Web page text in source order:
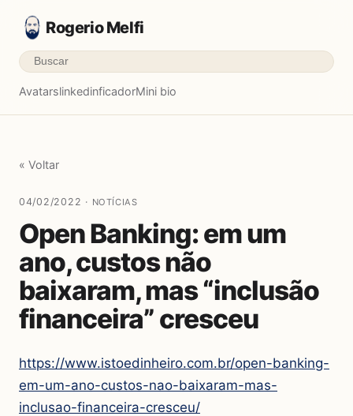
Rogerio Melfi
AvatarslinkedinficadorMini bio
« Voltar
04/02/2022 · NOTÍCIAS
Open Banking: em um
ano, custos não
baixaram, mas “inclusão
financeira” cresceu
https://www.istoedinheiro.com.br/open-banking-
em-um-ano-custos-nao-baixaram-mas-
inclusao-financeira-cresceu/